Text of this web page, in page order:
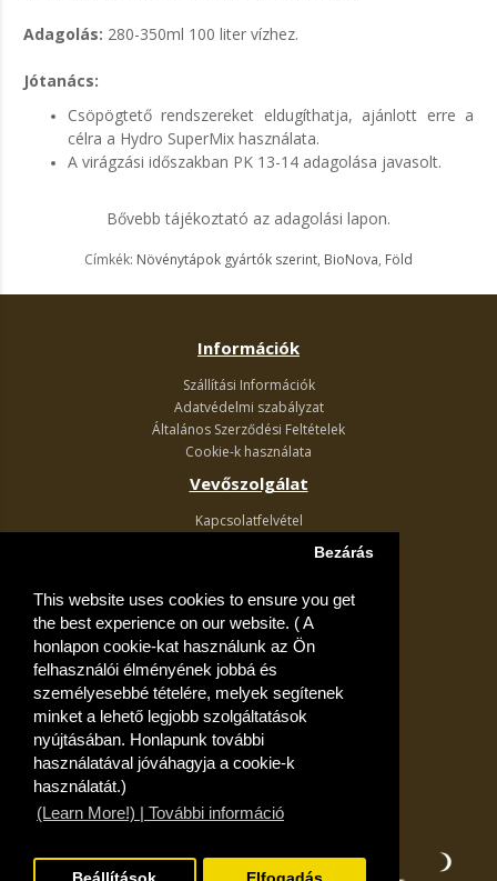
This website uses cookies to ensure you get
the best experience on our website. ( A
honlapon cookie-kat használunk az Ön
felhasználói élményének jobbá és
személyesebbé tételére, melyek segítenek
minket a lehető legjobb szolgáltatások
nyújtásában. Honlapunk további
használatával jóváhagyja a cookie-k
használatát.)
(Learn More!) | További információ
Bezárás
Adagolás: 280-350ml 100 liter vízhez.
Jótanács:
Csöpögtető rendszereket eldugíthatja, ajánlott erre a
célra a Hydro SuperMix használata.
A virágzási időszakban PK 13-14 adagolása javasolt.
Bővebb tájékoztató az adagolási lapon.
Címkék: Növénytápok gyártók szerint, BioNova, Föld
Információk
Szállítási Információk
Adatvédelmi szabályzat
Általános Szerződési Feltételek
Cookie-k használata
Vevőszolgálat
Kapcsolatfelvétel
Akciós ajánlatok
Fiók
Kívánságlista